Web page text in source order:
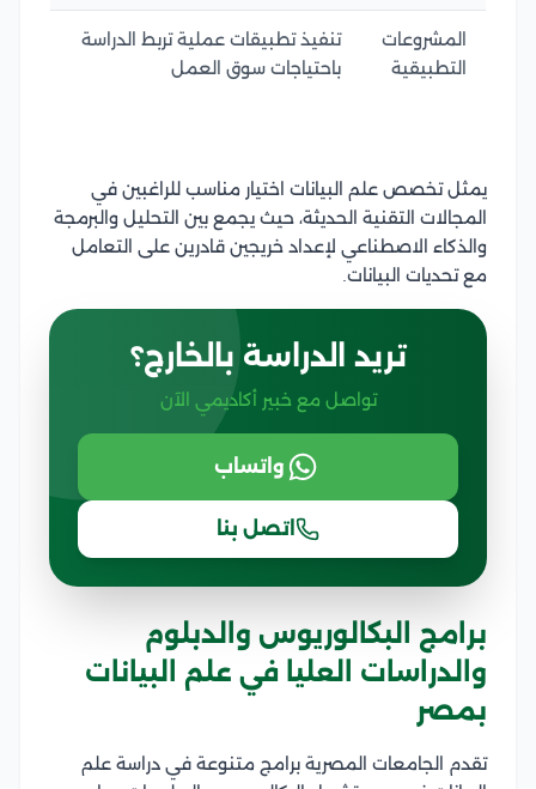
المشروعات
التطبيقية
تنفيذ تطبيقات عملية تربط الدراسة
باحتياجات سوق العمل
يمثل تخصص علم البيانات اختيار مناسب للراغبين في
المجالات التقنية الحديثة، حيث يجمع بين التحليل والبرمجة
والذكاء الاصطناعي لإعداد خريجين قادرين على التعامل
مع تحديات البيانات.
تريد الدراسة بالخارج؟
تواصل مع خبير أكاديمي الآن
واتساب
اتصل بنا
برامج البكالوريوس والدبلوم
والدراسات العليا في علم البيانات
بمصر
تقدم الجامعات المصرية برامج متنوعة في دراسة علم